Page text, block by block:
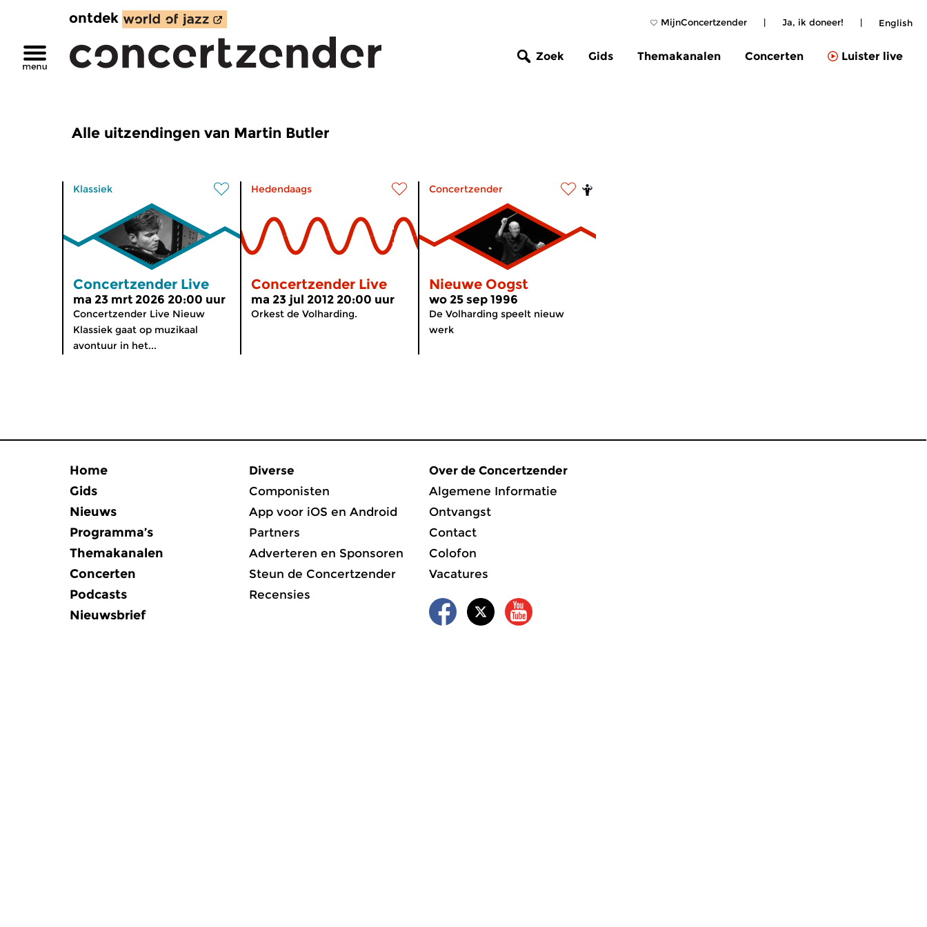
MijnConcertzender | Ja, ik doneer! | English
ontdek
Zoek Gids Themakanalen Concerten Luister live
Alle uitzendingen van Martin Butler
Klassiek
Concertzender Live
ma 23 mrt 2026 20:00 uur
Concertzender Live Nieuw
Klassiek gaat op muzikaal
avontuur in het...
Hedendaags
Concertzender Live
ma 23 jul 2012 20:00 uur
Orkest de Volharding.
Concertzender
Nieuwe Oogst
wo 25 sep 1996
De Volharding speelt nieuw
werk
Home
Gids
Nieuws
Programma’s
Themakanalen
Concerten
Podcasts
Nieuwsbrief
Diverse
Componisten
App voor iOS en Android
Partners
Adverteren en Sponsoren
Steun de Concertzender
Recensies
Over de Concertzender
Algemene Informatie
Ontvangst
Contact
Colofon
Vacatures